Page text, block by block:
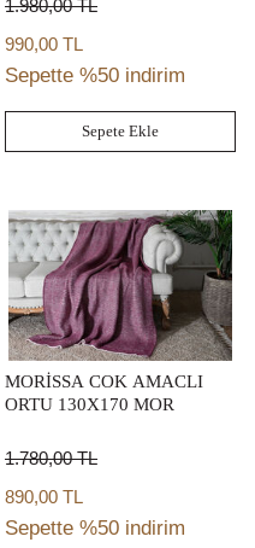
1.980,00TL
990,00 TL
Sepette %50 indirim
Sepete Ekle
MORİSSA COK AMACLI
ORTU 130X170 MOR
1.780,00TL
890,00 TL
Sepette %50 indirim